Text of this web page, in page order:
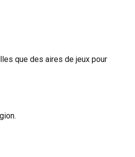
que des aires de jeux pour